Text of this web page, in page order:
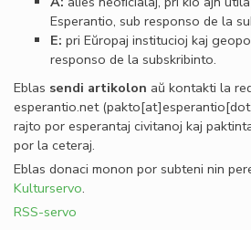
Esperantio, sub responso de la
E: pri Eŭropaj institucioj kaj
responso de la subskribinto.
Eblas sendi artikolon aŭ kontakti la
esperantio.net
rajto por esperantaj civitanoj kaj
por la ceteraj.
Eblas donaci monon por subteni nin
Kulturservo.
RSS-servo